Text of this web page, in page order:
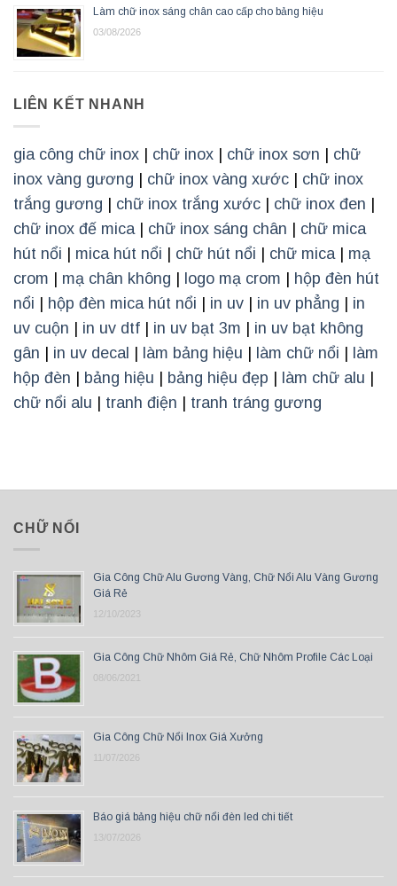
Làm chữ inox sáng chân cao cấp cho bảng hiệu
03/08/2026
LIÊN KẾT NHANH
gia công chữ inox | chữ inox | chữ inox sơn | chữ
inox vàng gương | chữ inox vàng xước | chữ inox
trắng gương | chữ inox trắng xước | chữ inox đen |
chữ inox đế mica | chữ inox sáng chân | chữ mica
hút nổi | mica hút nổi | chữ hút nổi | chữ mica | mạ
crom | mạ chân không | logo mạ crom | hộp đèn hút
nổi | hộp đèn mica hút nổi | in uv | in uv phẳng | in
uv cuộn | in uv dtf | in uv bạt 3m | in uv bạt không
gân | in uv decal | làm bảng hiệu | làm chữ nổi | làm
hộp đèn | bảng hiệu | bảng hiệu đẹp | làm chữ alu |
chữ nổi alu | tranh điện | tranh tráng gương
CHỮ NỔI
Gia Công Chữ Alu Gương Vàng, Chữ Nổi Alu Vàng Gương
Giá Rẻ
12/10/2023
Gia Công Chữ Nhôm Giá Rẻ, Chữ Nhôm Profile Các Loại
08/06/2021
Gia Công Chữ Nổi Inox Giá Xưởng
11/07/2026
Báo giá bảng hiệu chữ nổi đèn led chi tiết
13/07/2026